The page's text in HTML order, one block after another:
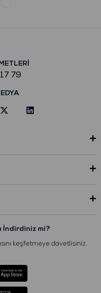
79
İndirdiniz mi?
keşfetmeye davetlisiniz.